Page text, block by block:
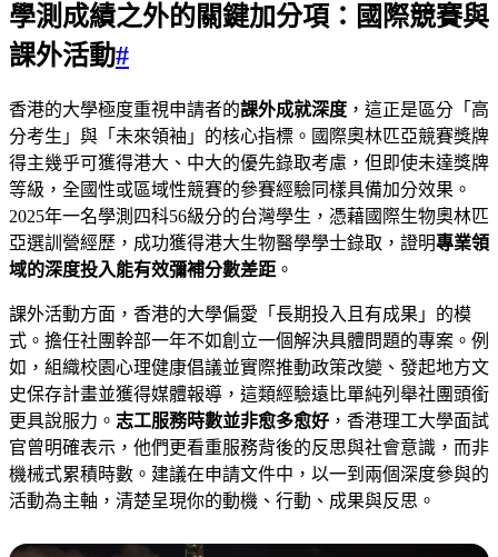
學測成績之外的關鍵加分項：國際競賽與
課外活動#
香港的大學極度重視申請者的課外成就深度 ，這正是區分「高
分考生」與「未來領袖」的核心指標。國際奧林匹亞競賽獎牌
得主幾乎可獲得港大、中大的優先錄取考慮，但即使未達獎牌
等級，全國性或區域性競賽的參賽經驗同樣具備加分效果。
2025年一名學測四科56級分的台灣學生，憑藉國際生物奧林匹
亞選訓營經歷，成功獲得港大生物醫學學士錄取，證明專業領
域的深度投入能有效彌補分數差距 。
課外活動方面，香港的大學偏愛「長期投入且有成果」的模
式。擔任社團幹部一年不如創立一個解決具體問題的專案。例
如，組織校園心理健康倡議並實際推動政策改變、發起地方文
史保存計畫並獲得媒體報導，這類經驗遠比單純列舉社團頭銜
更具說服力。 志工服務時數並非愈多愈好 ，香港理工大學面試
官曾明確表示，他們更看重服務背後的反思與社會意識，而非
機械式累積時數。建議在申請文件中，以一到兩個深度參與的
活動為主軸，清楚呈現你的動機、行動、成果與反思。